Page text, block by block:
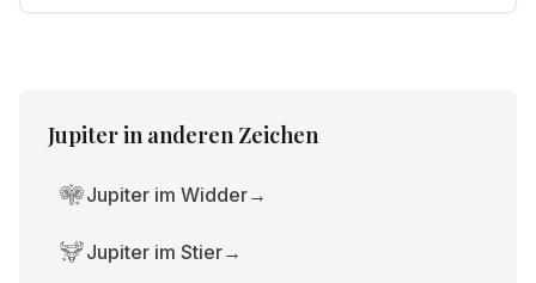
Jupiterin anderen Zeichen
Jupiter im Widder→
Jupiter im Stier→